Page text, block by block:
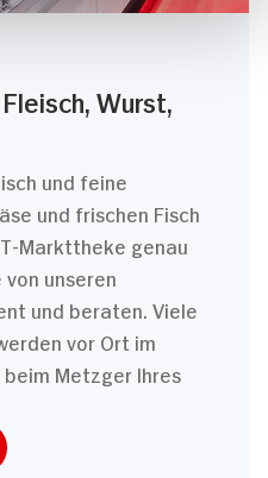
Wurst,
und feine
und frischen Fisch
Markttheke genau
unseren
und beraten. Viele
vor Ort im
Metzger Ihres